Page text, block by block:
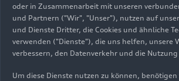
oder in Zusammenarbeit mit unseren
und Partnern ("Wir", "Unser"), nutzen auf
und Dienste Dritter, die Cookies und ähnliche
verwenden ("Dienste"), die uns helfen, unsere
verbessern, den Datenverkehr und die
Um diese Dienste nutzen zu können,